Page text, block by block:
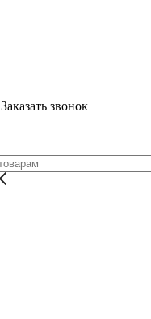
Заказать звонок